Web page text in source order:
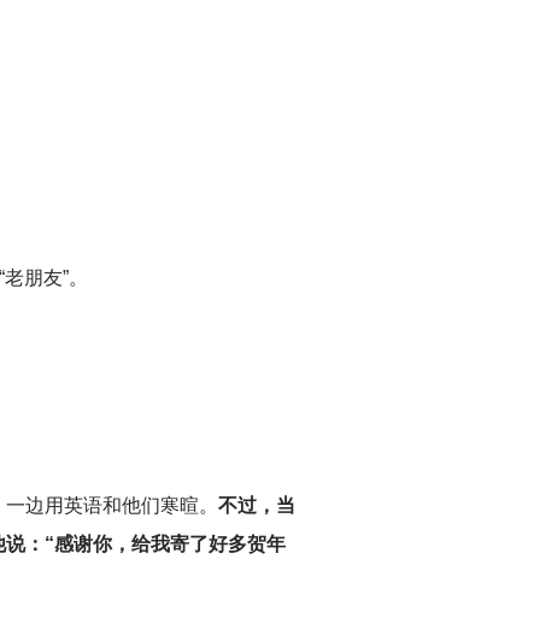
朋友”。
边用英语和他们寒暄。 不过，当
：“感谢你，给我寄了好多贺年